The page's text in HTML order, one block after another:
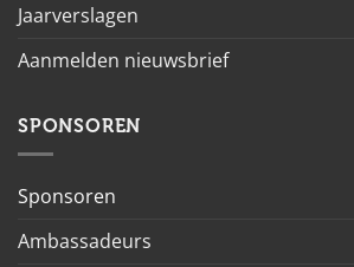
Jaarverslagen
Aanmelden nieuwsbrief
SPONSOREN
Sponsoren
Ambassadeurs